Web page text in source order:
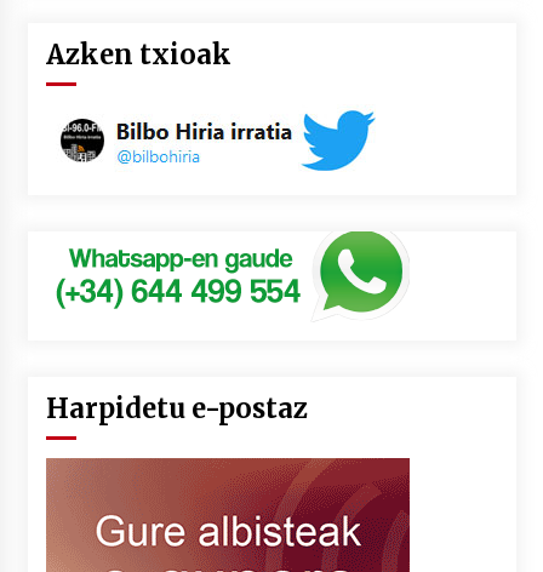
Azken txioak
Harpidetu e-postaz